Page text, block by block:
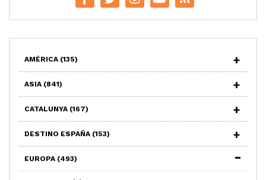
AMÉRICA (135)
ASIA (841)
CATALUNYA (167)
DESTINO ESPAÑA (153)
EUROPA (493)